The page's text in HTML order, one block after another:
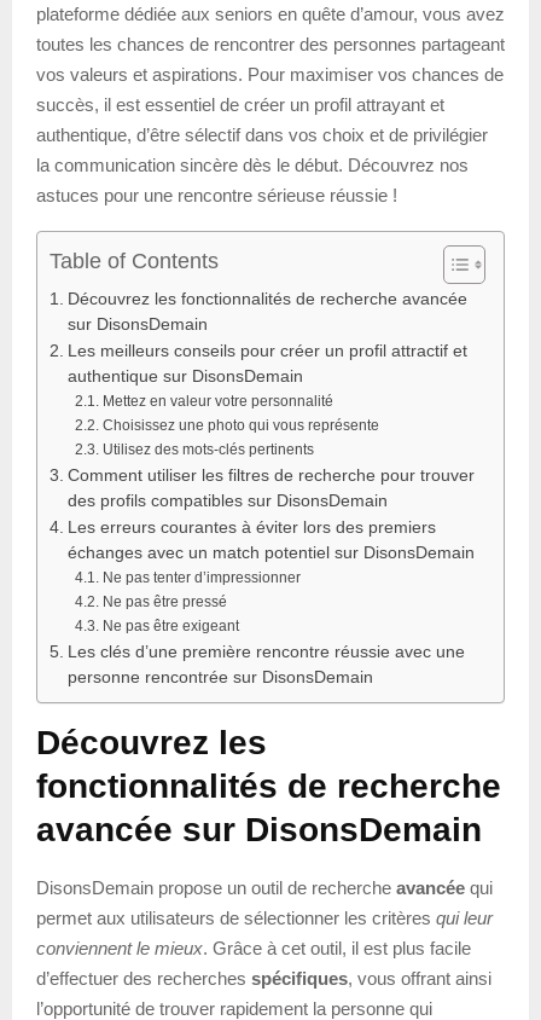
plateforme dédiée aux seniors en quête d’amour, vous avez
toutes les chances de rencontrer des personnes partageant
vos valeurs et aspirations. Pour maximiser vos chances de
succès, il est essentiel de créer un profil attrayant et
authentique, d’être sélectif dans vos choix et de privilégier
la communication sincère dès le début. Découvrez nos
astuces pour une rencontre sérieuse réussie !
Table of Contents
Découvrez les fonctionnalités de recherche avancée
sur DisonsDemain
Les meilleurs conseils pour créer un profil attractif et
authentique sur DisonsDemain
Mettez en valeur votre personnalité
Choisissez une photo qui vous représente
Utilisez des mots-clés pertinents
Comment utiliser les filtres de recherche pour trouver
des profils compatibles sur DisonsDemain
Les erreurs courantes à éviter lors des premiers
échanges avec un match potentiel sur DisonsDemain
Ne pas tenter d’impressionner
Ne pas être pressé
Ne pas être exigeant
Les clés d’une première rencontre réussie avec une
personne rencontrée sur DisonsDemain
Découvrez les
fonctionnalités de recherche
avancée sur DisonsDemain
DisonsDemain propose un outil de recherche avancée qui
permet aux utilisateurs de sélectionner les critères qui leur
conviennent le mieux. Grâce à cet outil, il est plus facile
d’effectuer des recherches spécifiques, vous offrant ainsi
l’opportunité de trouver rapidement la personne qui